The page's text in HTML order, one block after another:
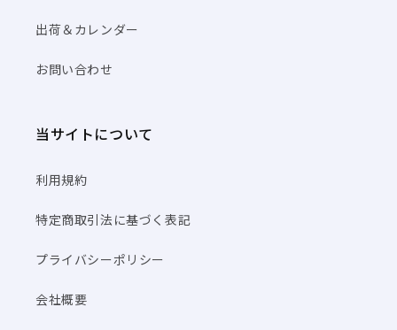
出荷＆カレンダー
お問い合わせ
当サイトについて
利用規約
特定商取引法に基づく表記
プライバシーポリシー
会社概要